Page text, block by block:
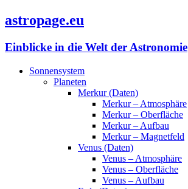
astropage.eu
Einblicke in die Welt der Astronomie
Sonnensystem
Planeten
Merkur (Daten)
Merkur – Atmosphäre
Merkur – Oberfläche
Merkur – Aufbau
Merkur – Magnetfeld
Venus (Daten)
Venus – Atmosphäre
Venus – Oberfläche
Venus – Aufbau